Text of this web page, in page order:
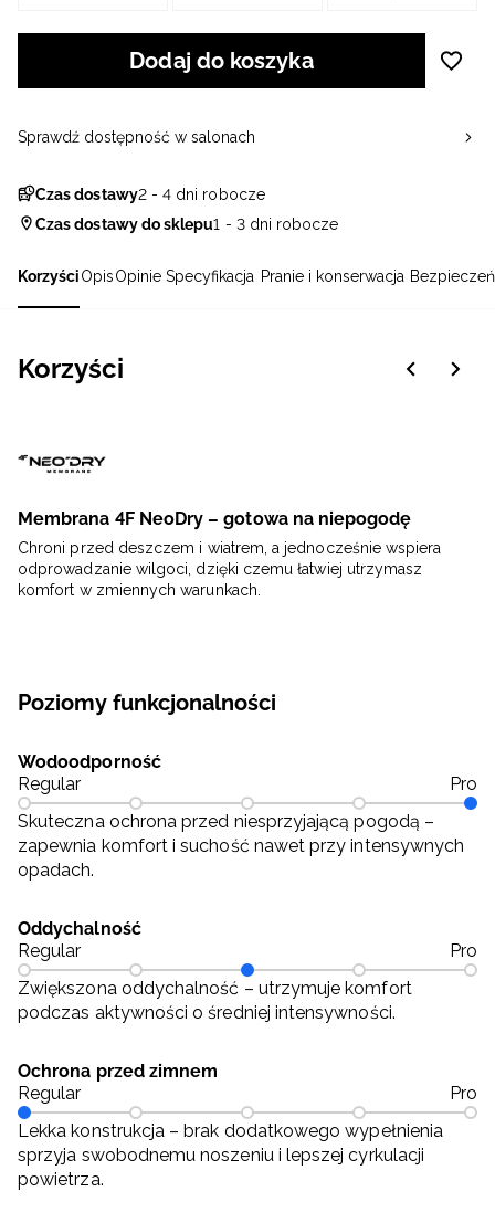
KorzyściOpisOpinie Specyfikacja Pranie i konserwacja
Korzyści
Membrana 4F NeoDry – gotowa na niepogodę
Chroni przed deszczem i wiatrem, a jednocześnie wspiera
odprowadzanie wilgoci, dzięki czemu łatwiej utrzymasz
komfort w zmiennych warunkach.
Poziomy funkcjonalności
Wodoodporność
Regular
Pro
Skuteczna ochrona przed niesprzyjającą pogodą –
zapewnia komfort i suchość nawet przy intensywnych
opadach.
Oddychalność
Regular
Pro
Zwiększona oddychalność – utrzymuje komfort
podczas aktywności o średniej intensywności.
Ochrona przed zimnem
Regular
Pro
Lekka konstrukcja – brak dodatkowego wypełnienia
sprzyja swobodnemu noszeniu i lepszej cyrkulacji
powietrza.
Dodaj do koszyka
Czas dostawy2 - 4 dni robocze
Czas dostawy do sklepu1 - 3 dni robocze
Sprawdź dostępność w salonach